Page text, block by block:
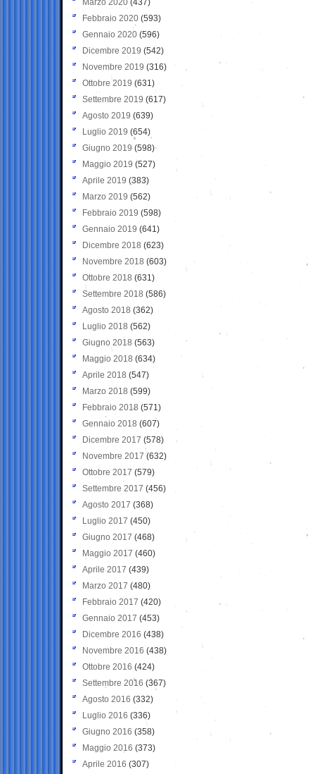
Marzo 2020 (437)
Febbraio 2020 (593)
Gennaio 2020 (596)
Dicembre 2019 (542)
Novembre 2019 (316)
Ottobre 2019 (631)
Settembre 2019 (617)
Agosto 2019 (639)
Luglio 2019 (654)
Giugno 2019 (598)
Maggio 2019 (527)
Aprile 2019 (383)
Marzo 2019 (562)
Febbraio 2019 (598)
Gennaio 2019 (641)
Dicembre 2018 (623)
Novembre 2018 (603)
Ottobre 2018 (631)
Settembre 2018 (586)
Agosto 2018 (362)
Luglio 2018 (562)
Giugno 2018 (563)
Maggio 2018 (634)
Aprile 2018 (547)
Marzo 2018 (599)
Febbraio 2018 (571)
Gennaio 2018 (607)
Dicembre 2017 (578)
Novembre 2017 (632)
Ottobre 2017 (579)
Settembre 2017 (456)
Agosto 2017 (368)
Luglio 2017 (450)
Giugno 2017 (468)
Maggio 2017 (460)
Aprile 2017 (439)
Marzo 2017 (480)
Febbraio 2017 (420)
Gennaio 2017 (453)
Dicembre 2016 (438)
Novembre 2016 (438)
Ottobre 2016 (424)
Settembre 2016 (367)
Agosto 2016 (332)
Luglio 2016 (336)
Giugno 2016 (358)
Maggio 2016 (373)
Aprile 2016 (307)